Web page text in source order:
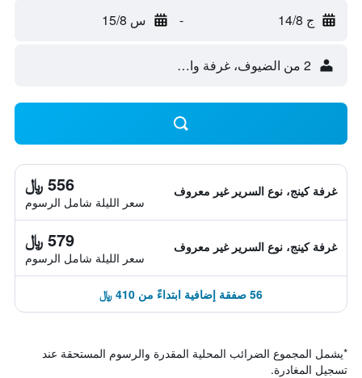
ج 14/8 - س 15/8
2 من الضيوف، غرفة واحدة
غرفة كينج، نوع السرير غير معروف 556 ﷼
سعر الليلة شامل الرسوم
غرفة كينج، نوع السرير غير معروف 579 ﷼
سعر الليلة شامل الرسوم
56 صفقة إضافية ابتداءً من 410 ﷼
*يشمل المجموع الضرائب المحلية المقدرة والرسوم المستحقة عند
تسجيل المغادرة.